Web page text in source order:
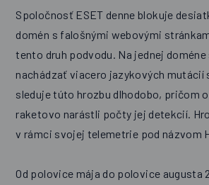
Spoločnosť ESET denne blokuje
domén s falošnými webovými
tento druh podvodu. Na jednej
nachádzať viacero jazykových mutácií
sleduje túto hrozbu dlhodobo, pričom
raketovo narástli počty jej detekcií.
v rámci svojej telemetrie pod názvom
Od polovice mája do polovice augusta